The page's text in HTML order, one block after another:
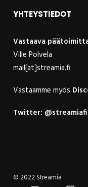
YHTEYSTIEDOT
Vastaava
Ville Polvela
mail[at]streamia.fi
Vastaamme myös
Twitter: @streamiafi
© 2022 Streamia